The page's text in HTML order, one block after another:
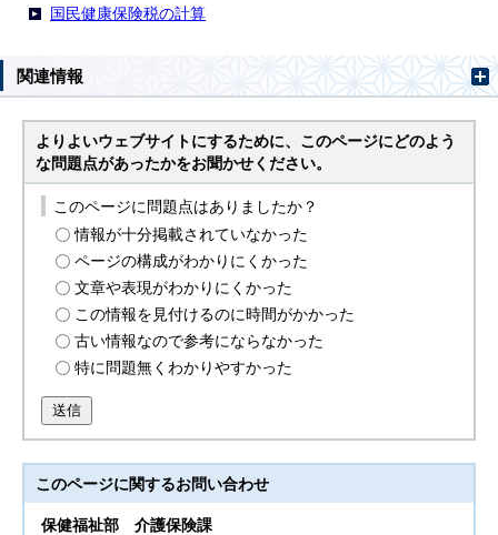
国民健康保険税の計算
関連情報
よりよいウェブサイトにするために、このページにどのよう
な問題点があったかをお聞かせください。
このページに問題点はありましたか？
情報が十分掲載されていなかった
ページの構成がわかりにくかった
文章や表現がわかりにくかった
この情報を見付けるのに時間がかかった
古い情報なので参考にならなかった
特に問題無くわかりやすかった
送信
このページに関するお問い合わせ
保健福祉部介護保険課